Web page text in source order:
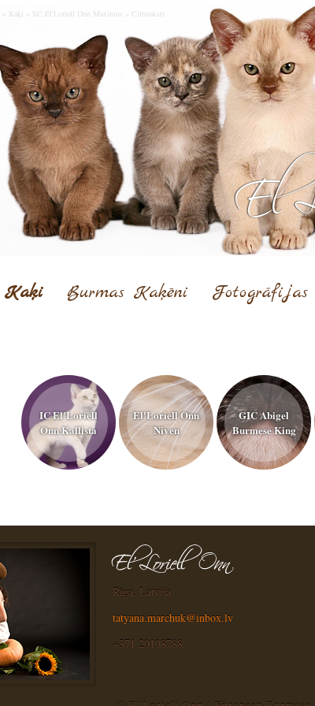
Kaķi SC El'Loriell Onn Maximus Ciltsraksti
Kaķi Burmas Kaķēni Fotogrāfijas
IC El'Loriell
Onn Kallista
El'Loriell Onn
Niven
GIC Abigel
Burmese King
Rīga, Latvija
tatyana.marchuk@inbox.lv
+371 29198788